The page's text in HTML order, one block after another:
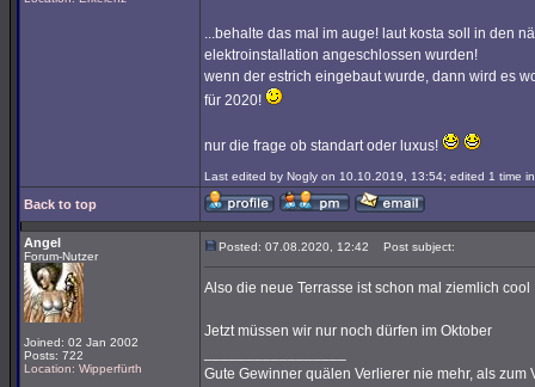
...behalte das mal im auge! laut kosta soll in den
elektroinstallation angeschlossen wurden!
wenn der estrich eingebaut wurde, dann wird es
für 2020!
nur die frage ob standart oder luxus!
Last edited by Nogly on 10.10.2019, 13:54; edited 1 time
Back to top
Angel
Forum-Nutzer
Joined: 02 Jan 2002
Posts: 722
Location: Wipperfürth
Posted: 07.08.2020, 12:42 Post subject:
Also die neue Terrasse ist schon mal ziemlich cool
Jetzt müssen wir nur noch dürfen im Oktober
Gute Gewinner quälen Verlierer nie mehr, als zum